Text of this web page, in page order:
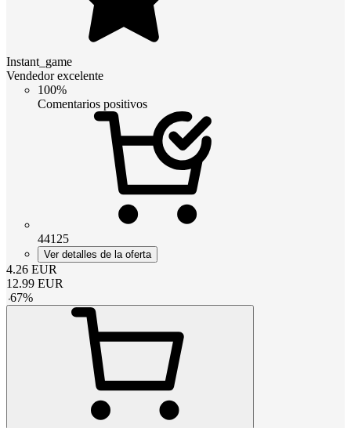
Instant_game
Vendedor excelente
100%
Comentarios positivos
44125
Ver detalles de la oferta
4.26 EUR
12.99 EUR
-67%